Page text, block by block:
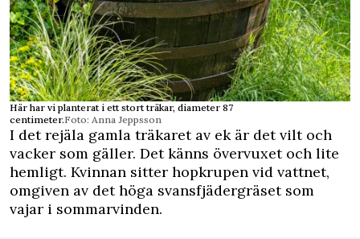
Här har vi planterat i ett stort träkar, diameter 87
centimeter.Foto: Anna Jeppsson
I det rejäla gamla träkaret av ek är det vilt och
vacker som gäller. Det känns övervuxet och lite
hemligt. Kvinnan sitter hopkrupen vid vattnet,
omgiven av det höga svansfjädergräset som
vajar i sommarvinden.